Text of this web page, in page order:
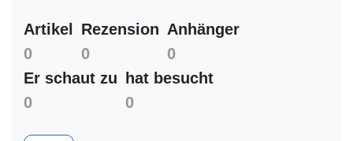
Artikel
0
Rezension
0
Anhänger
0
Er schaut zu
0
hat besucht
0